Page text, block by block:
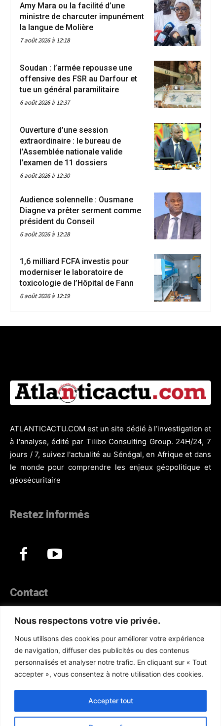
Nous respectons votre vie privée.
Nous utilisons des cookies pour améliorer votre expérience
de navigation, diffuser des publicités ou des contenus
personnalisés et analyser notre trafic. En cliquant sur « Tout
accepter », vous consentez à notre utilisation des cookies.
Accepter tout
Amy Mara ou la facilité d’une
ministre de charcuter impunément
la langue de Molière
7 août 2026 à 12:18
Soudan : l’armée repousse une
offensive des FSR au Darfour et
tue un général paramilitaire
6 août 2026 à 12:37
Ouverture d’une session
extraordinaire : le bureau de
l’Assemblée nationale valide
l’examen de 11 dossiers
6 août 2026 à 12:30
Audience solennelle : Ousmane
Diagne va prêter serment comme
président du Conseil
6 août 2026 à 12:28
1,6 milliard FCFA investis pour
moderniser le laboratoire de
toxicologie de l’Hôpital de Fann
6 août 2026 à 12:19
ATLANTICACTU.COM est un site dédié à l’investigation et
à l'analyse, édité par Tilibo Consulting Group. 24H/24, 7
jours / 7, suivez l'actualité au Sénégal, en Afrique et dans
le monde pour comprendre les enjeux géopolitique et
géosécuritaire
Restez informés
Contact
Téléphone :(+221) 70 330 86 87‬
WhatsApp : (+33) 6 52 17 85 46
E-mail : redaction@atlanticactu.com
E-mail : commercial@atlanticactu.com
Nous écrire Qui sommes-nous ?